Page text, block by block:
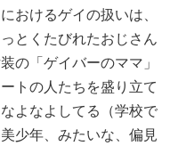
おけるゲイの扱いは、
とくたびれたおじさん
の「ゲイバーのママ」
トの人たちを盛り立て
よなよしてる（学校で
少年、みたいな、偏見